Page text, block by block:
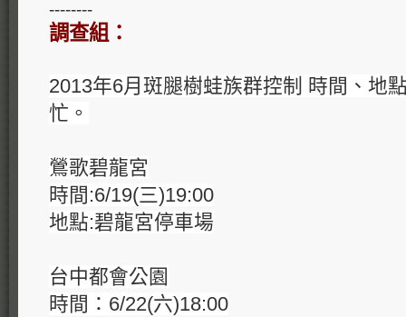
--------
調查組：
2013年6月斑腿樹蛙族群控制 時間、地
忙。
鶯歌碧龍宮
時間:6/19(三)19:00
地點:碧龍宮停車場
台中都會公園
時間：6/22(六)18:00